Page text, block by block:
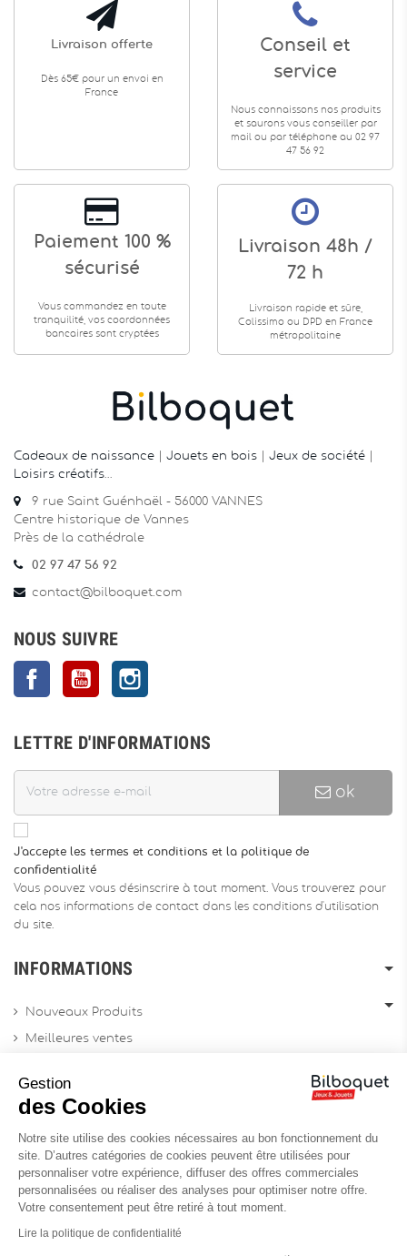
Livraison offerte
Dès 65€ pour un envoi en
France
Conseil et
service
Nous connaissons nos produits
et saurons vous conseiller par
mail ou par téléphone au 02 97
47 56 92
Paiement 100 %
sécurisé
Vous commandez en toute
tranquilité, vos coordonnées
bancaires sont cryptées
Livraison 48h /
72 h
Livraison rapide et sûre,
Colissimo ou DPD en France
métropolitaine
Cadeaux de naissance Jouets en bois Jeux de société
Loisirs créatifs
9 rue Saint Guénhaël - 56000 VANNES
Centre historique de Vannes
Près de la cathédrale
02 97 47 56 92
contact@bilboquet.com
NOUS SUIVRE
FacebookYouTube
LETTRE D'INFORMATIONS
ok
J'accepte les termes et conditions et la politique de
confidentialité
Vous pouvez vous désinscrire à tout moment. Vous trouverez pour
cela nos informations de contact dans les conditions d'utilisation
du site.
INFORMATIONS
Nouveaux Produits
Meilleures ventes
Archives produits
Contactez-nous
Gestion
des Cookies
Notre site utilise des cookies nécessaires au bon fonctionnement du
site. D’autres catégories de cookies peuvent être utilisées pour
personnaliser votre expérience, diffuser des offres commerciales
personnalisées ou réaliser des analyses pour optimiser notre offre.
Votre consentement peut être retiré à tout moment.
Lire la politique de confidentialité